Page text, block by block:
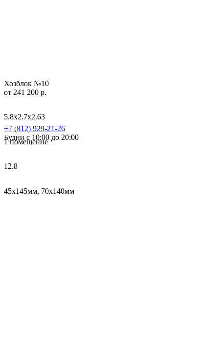
+7 (812) 929-21-26
Будни с 10:00 до 20:00
Хозблок №10
от 241 200 р.
5.8х2.7х2.63
1 помещение
12.8
45х145мм, 70х140мм